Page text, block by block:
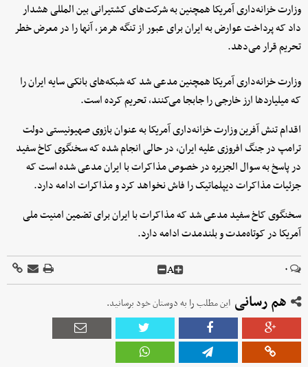
وزارت خزانه‌داری آمریکا همچنین به شرکت‌های کشتیرانی بین المللی هشدار
داد که پرداخت عوارض به ایران برای عبور از تنگه هرمز، آنها را در معرض خطر
تحریم قرار می‌دهد.
وزارت خزانه‌داری آمریکا همچنین مدعی شد که شبکه‌های بانکی سایه ایران را
که میلیاردها ارز خارجی را جابجا می‌کنند، تحریم کرده است.
اقدام تنش آفرین وزارت خزانه‌داری آمریکا به عنوان بازوی صهیونیستی دولت
ترامپ در جنگ افروزی علیه ایران، در حالی انجام شده که سخنگوی کاخ سفید
در پاسخ به سوال الجزیره در خصوص مذاکرات با ایران مدعی شده است که
جزئیات مذاکرات دیپلماتیک را فاش نخواهد کرد و مذاکرات ادامه دارد.
سخنگوی کاخ سفید مدعی شد که مذاکرات با ایران برای تضمین امنیت ملی
آمریکا در کوتاه‌مدت و بلندمدت ادامه دارد.
۰ A
هم رسانی این مطلب را به دوستان خود برسانید.